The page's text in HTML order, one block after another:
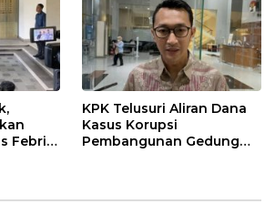
Febri
KPK Telusuri Aliran Dana
Kasus Korupsi
Pembangunan Gedung